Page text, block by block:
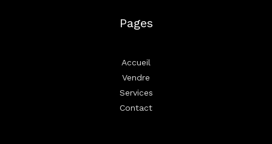
Pages
Accueil
Vendre
Services
Contact